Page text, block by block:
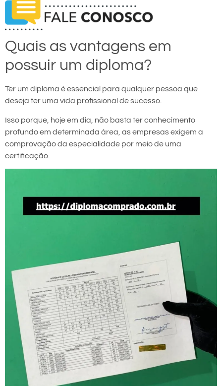
Quais as vantagens em
possuir um diploma?
Ter um diploma é essencial para qualquer pessoa que
deseja ter uma vida profissional de sucesso.
Isso porque, hoje em dia, não basta ter conhecimento
profundo em determinada área, as empresas exigem a
comprovação da especialidade por meio de uma
certificação.